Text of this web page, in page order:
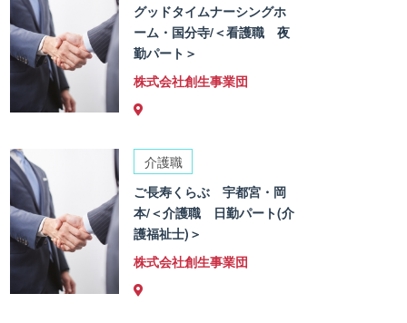
グッドタイムナーシングホ
ーム・国分寺/＜看護職 夜
勤パート＞
株式会社創生事業団
介護職
ご長寿くらぶ 宇都宮・岡
本/＜介護職 日勤パート(介
護福祉士)＞
株式会社創生事業団